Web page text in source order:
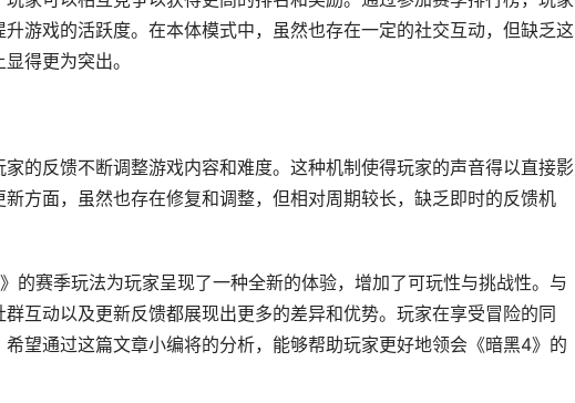
游戏的活跃度。在本体模式中，虽然也存在一定的社交互动，但缺乏这
得更为突出。
的反馈不断调整游戏内容和难度。这种机制使得玩家的声音得以直接影
方面，虽然也存在修复和调整，但相对周期较长，缺乏即时的反馈机
的赛季玩法为玩家呈现了一种全新的体验，增加了可玩性与挑战性。与
互动以及更新反馈都展现出更多的差异和优势。玩家在享受冒险的同
望通过这篇文章小编将的分析，能够帮助玩家更好地领会《暗黑4》的